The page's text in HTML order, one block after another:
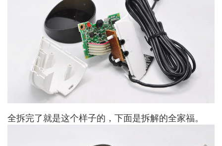
全拆完了就是这个样子的，下面是拆解的全家福。